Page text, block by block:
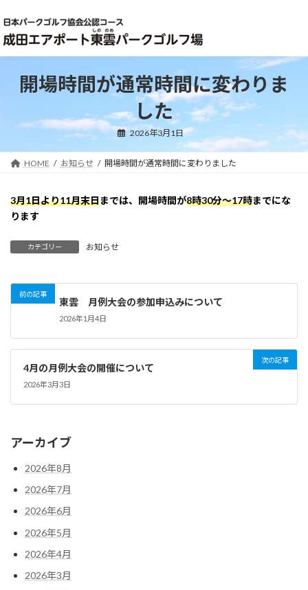
ン
テ
ン
ビ
ゲ
ー
開場時間が通常時間に変わりま
した
2026年3月1日
HOME お知らせ 開場時間が通常時間に変わりました
3月1日より11月末日までは、開場時間が8時30分～17時までにな
ります
カテゴリー お知らせ
前の記事
東雲 月例大会の参加申込みについて
2026年1月4日
次の記事
4月の月例大会の開催について
2026年3月3日
アーカイブ
2026年8月
2026年7月
2026年6月
2026年5月
2026年4月
2026年3月